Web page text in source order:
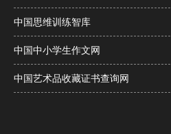
中国思维训练智库
中国中小学生作文网
中国艺术品收藏证书查询网